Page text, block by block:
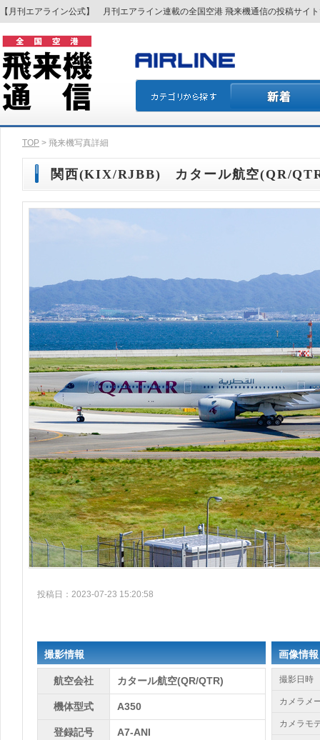
【月刊エアライン公式】 月刊エアライン連載の全国空港 飛来機通信の投稿サイ
TOP > 飛来機写真詳細
関西(KIX/RJBB) カタール航空(QR/
投稿日：2023-07-23 15:20:58
撮影情報
航空会社 カタール航空(QR/QTR)
機体型式 A350
登録記号 A7-ANI
画像情報
撮影日時
カメラメ
カメラモ